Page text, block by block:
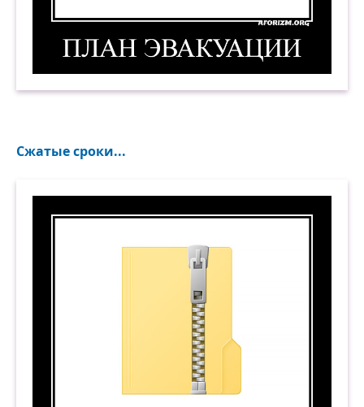
План эвакуации. (А-а-а-а-а!!!) Демотиватор
Сжатые сроки...